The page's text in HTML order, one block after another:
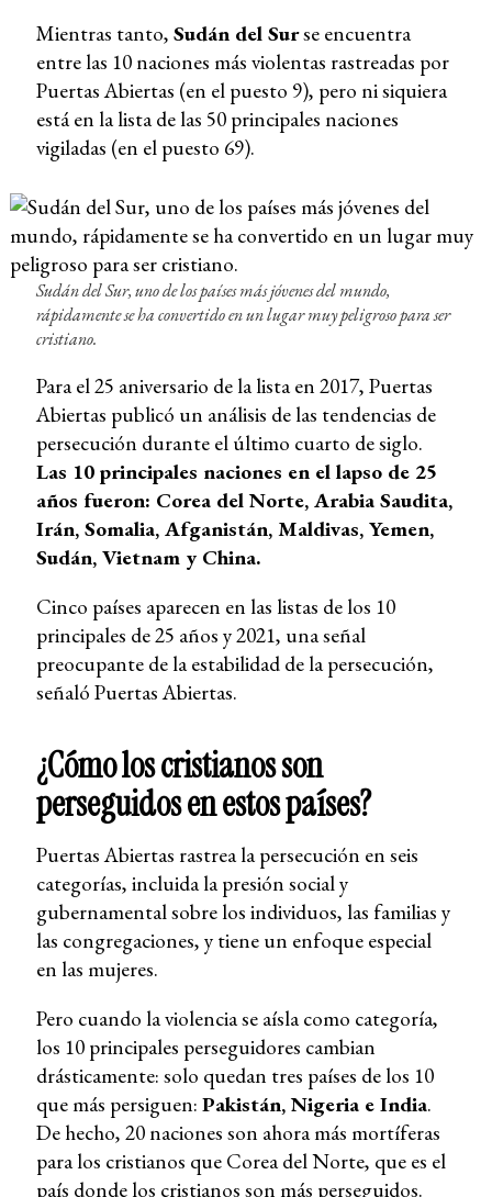
Mientras tanto, Sudán del Surse encuentra
entre las 10 naciones más violentas rastreadas por
Puertas Abiertas (en el puesto 9), pero ni siquiera
está en la lista de las 50 principales naciones
vigiladas (en el puesto 69).
Sudán del Sur, uno de los países más jóvenes del mundo,
rápidamente se ha convertido en un lugar muy peligroso para ser
cristiano.
Para el 25 aniversario de la lista en 2017, Puertas
Abiertas publicó un análisis de las tendencias de
persecución durante el último cuarto de siglo.
Las 10 principales naciones en el lapso de 25
años fueron: Corea del Norte, Arabia Saudita,
Irán, Somalia, Afganistán, Maldivas, Yemen,
Sudán, Vietnam y China.
Cinco países aparecen en las listas de los 10
principales de 25 años y 2021, una señal
preocupante de la estabilidad de la persecución,
señaló Puertas Abiertas.
¿Cómo los cristianos son
perseguidos en estos países?
Puertas Abiertas rastrea la persecución en seis
categorías, incluida la presión social y
gubernamental sobre los individuos, las familias y
las congregaciones, y tiene un enfoque especial
en las mujeres.
Pero cuando la violencia se aísla como categoría,
los 10 principales perseguidores cambian
drásticamente: solo quedan tres países de los 10
que más persiguen: Pakistán, Nigeria e India.
De hecho, 20 naciones son ahora más mortíferas
para los cristianos que Corea del Norte, que es el
país donde los cristianos son más perseguidos.